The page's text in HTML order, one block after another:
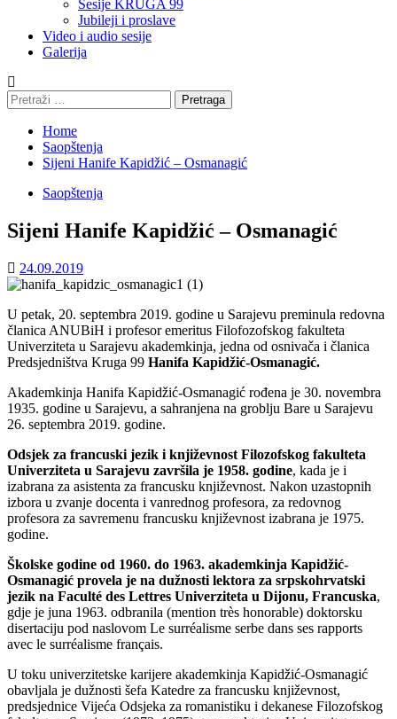
Sesije KRUGA 99
Jubileji i proslave
Video i audio sesije
Galerija
Pretraga:
Home
Saopštenja
Sijeni Hanife Kapidžić – Osmanagić
Saopštenja
Sijeni Hanife Kapidžić – Osmanagić
24.09.2019
U petak, 20. septembra 2019. godine u Sarajevu preminula redovna
članica ANUBiH i profesor emeritus Filofozofskog fakulteta
Univerziteta u Sarajevu akademkinja, jedna od osnivača i članica
Predsjedništva Kruga 99 Hanifa Kapidžić-Osmanagić.
Akademkinja Hanifa Kapidžić-Osmanagić rođena je 30. novembra
1935. godine u Sarajevu, a sahranjena na groblju Bare u Sarajevu
26. septembra 2019. godine.
Odsjek za francuski jezik i književnost Filozofskog fakulteta
Univerziteta u Sarajevu završila je 1958. godine, kada je i
izabrana za asistenta za francusku književnost. Nakon uzastopnih
izbora u zvanje docenta i vanrednog profesora, za redovnog
profesora za savremenu francusku književnost izabrana je 1975.
godine.
Školske godine od 1960. do 1963. akademkinja Kapidžić-
Osmanagić provela je na dužnosti lektora za srpskohrvatski
jezik na Faculté des Lettres Univerziteta u Dijonu, Francuska,
gdje je juna 1963. odbranila (mention très honorable) doktorsku
disertaciju pod naslovom Le surréalisme serbe dans ses rapports
avec le surréalisme français.
U toku univerzitetske karijere akademkinja Kapidžić-Osmanagić
obavljala je dužnosti šefa Katedre za francusku književnost,
predsjednice Vijeća Odsjeka za romanistiku i dekanese Filozofskog